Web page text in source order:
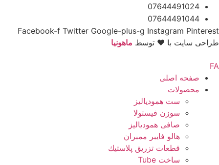
07644491024
07644491044
Facebook-f Twitter Google-plus-g Instagram Pinterest
طراحی سایت با ♥️ توسط ماهونیا
صفحه اصلی
محصولات
ست همودیالیز
سوزن فیستولا
صافی همودیالیز
هالو فایبر ممبران
قطعات تزريق پلاستيك
ساخت Tube